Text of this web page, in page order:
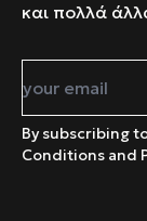
και πολλά
By subscribing
Conditions and